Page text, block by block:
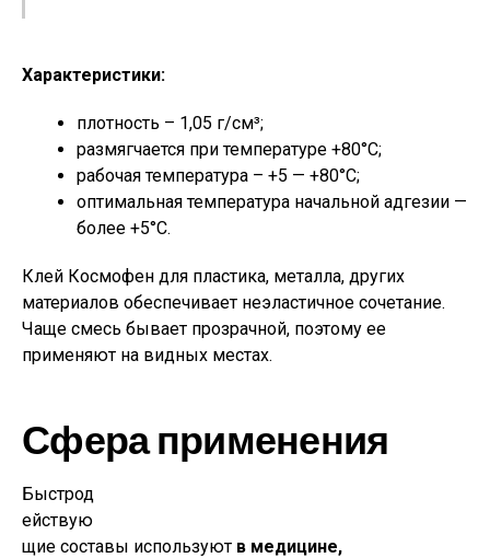
Характеристики:
плотность – 1,05 г/см³;
размягчается при температуре +80°С;
рабочая температура – +5 — +80°С;
оптимальная температура начальной адгезии —
более +5°С.
Клей Космофен для пластика, металла, других
материалов обеспечивает неэластичное сочетание.
Чаще смесь бывает прозрачной, поэтому ее
применяют на видных местах.
Сфера применения
Быстрод
ействую
щие составы используют в медицине,